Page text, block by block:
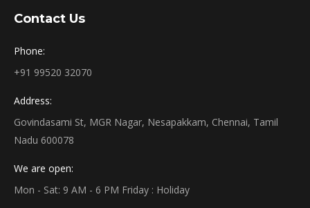
Contact Us
Phone:
+91 99520 32070
Address:
Govindasami St, MGR Nagar, Nesapakkam, Chennai, Tamil
Nadu 600078
We are open:
Mon - Sat: 9 AM - 6 PM Friday : Holiday